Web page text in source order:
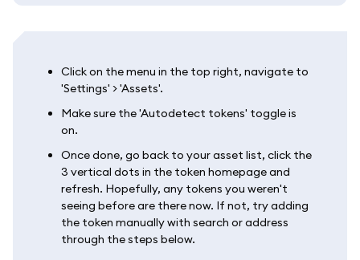
Click on the menu in the top right, navigate to
'Settings' > 'Assets'.
Make sure the 'Autodetect tokens' toggle is
on.
Once done, go back to your asset list, click the
3 vertical dots in the token homepage and
refresh. Hopefully, any tokens you weren't
seeing before are there now. If not, try adding
the token manually with search or address
through the steps below.